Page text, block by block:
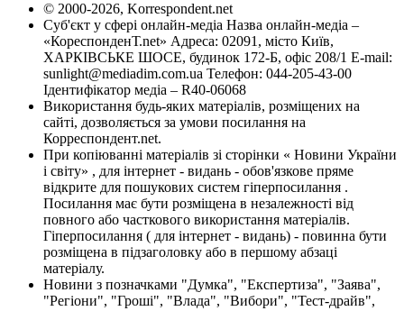
© 2000-2026, Korrespondent.net
Суб'єкт у сфері онлайн-медіа Назва онлайн-медіа –
«КореспонденТ.net» Адреса: 02091, місто Київ,
ХАРКІВСЬКЕ ШОСЕ, будинок 172-Б, офіс 208/1 E-mail:
sunlight@mediadim.com.ua Телефон: 044-205-43-00
Ідентифікатор медіа – R40-06068
Використання будь-яких матеріалів, розміщених на
сайті, дозволяється за умови посилання на
Корреспондент.net.
При копіюванні матеріалів зі сторінки « Новини України
і світу» , для інтернет - видань - обов'язкове пряме
відкрите для пошукових систем гіперпосилання .
Посилання має бути розміщена в незалежності від
повного або часткового використання матеріалів.
Гіперпосилання ( для інтернет - видань) - повинна бути
розміщена в підзаголовку або в першому абзаці
матеріалу.
Новини з позначками "Думка", "Експертиза", "Заява",
"Регіони", "Гроші", "Влада", "Вибори", "Тест-драйв",